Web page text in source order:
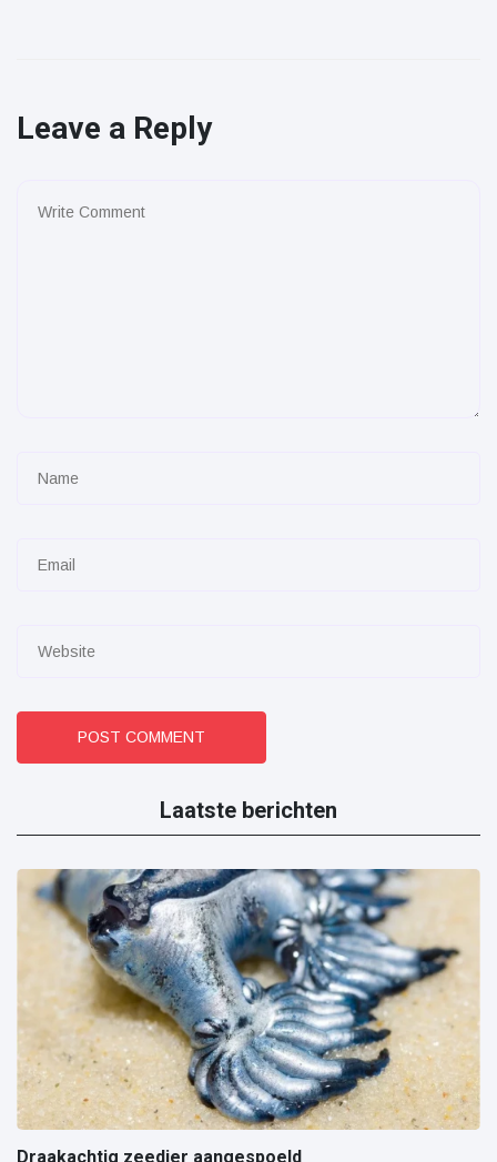
Leave a Reply
POST COMMENT
Laatste berichten
Draakachtig zeedier aangespoeld